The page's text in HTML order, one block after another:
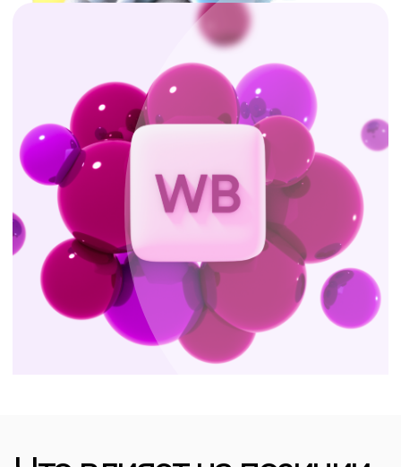
Что влияет на позиции
карточки товара
в рейтинге Wildberries